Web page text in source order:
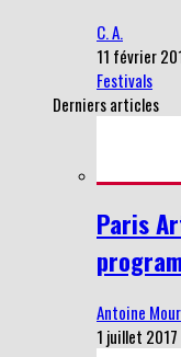
C. A.
11 février
Festivals
Derniers articles
Paris
Antoine
1 juillet 2017